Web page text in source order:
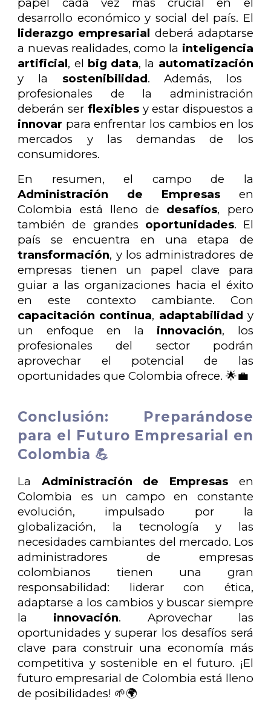
desarrollo económico y social del país. El
liderazgo empresarial deberá adaptarse
a nuevas realidades, como la inteligencia
artificial, el big data, la automatización
y la sostenibilidad. Además, los
profesionales de la administración
deberán ser flexiblesy estar dispuestos a
innovar para enfrentar los cambios en los
mercados y las demandas de los
consumidores.
En resumen, el campo de la
Administración de Empresas en
Colombia está lleno de desafíos, pero
también de grandes oportunidades. El
país se encuentra en una etapa de
transformación, y los administradores de
empresas tienen un papel clave para
guiar a las organizaciones hacia el éxito
en este contexto cambiante. Con
capacitación continua, adaptabilidad y
un enfoque en la innovación, los
profesionales del sector podrán
aprovechar el potencial de las
oportunidades que Colombia ofrece. 🌟💼
Conclusión: Preparándose
para el Futuro Empresarial en
Colombia 💪
La Administración de Empresas en
Colombia es un campo en constante
evolución, impulsado por la
globalización, la tecnología y las
necesidades cambiantes del mercado. Los
administradores de empresas
colombianos tienen una gran
responsabilidad: liderar con ética,
adaptarse a los cambios y buscar siempre
la innovación. Aprovechar las
oportunidades y superar los desafíos será
clave para construir una economía más
competitiva y sostenible en el futuro. ¡El
futuro empresarial de Colombia está lleno
de posibilidades! 🌱🌍